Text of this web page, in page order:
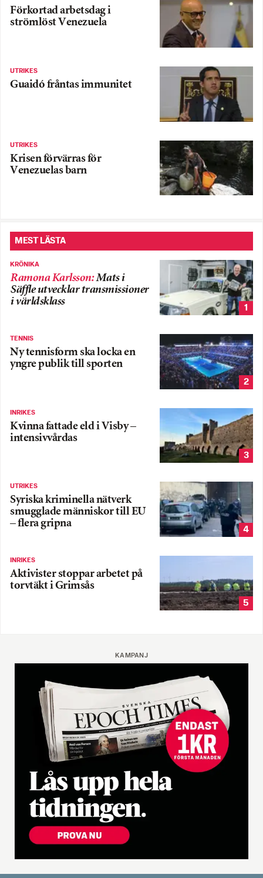
Förkortad arbetsdag i
strömlöst Venezuela
UTRIKES
Guaidó fråntas immunitet
UTRIKES
Krisen förvärras för
Venezuelas barn
MEST LÄSTA
KRÖNIKA
Ramona Karlsson:Mats i
Säffle utvecklar transmissioner
i världsklass
1
TENNIS
Ny tennisform ska locka en
yngre publik till sporten
2
INRIKES
Kvinna fattade eld i Visby –
intensivvårdas
3
UTRIKES
Syriska kriminella nätverk
smugglade människor till EU
– flera gripna
4
INRIKES
Aktivister stoppar arbetet på
torvtäkt i Grimsås
5
KAMPANJ